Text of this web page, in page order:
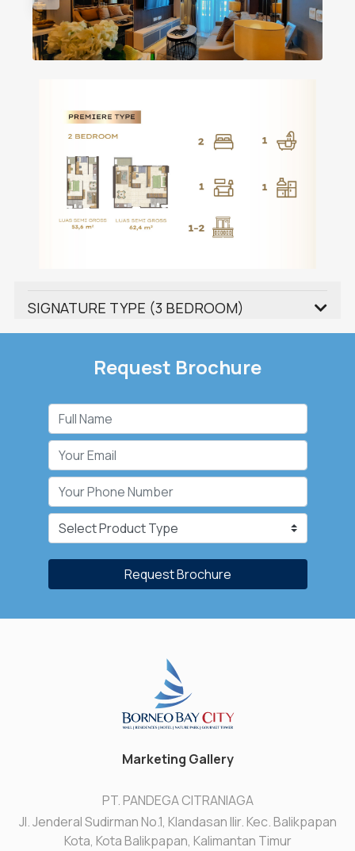
SIGNATURE TYPE (3 BEDROOM)
Request Brochure
Request Brochure
Marketing Gallery
PT. PANDEGA CITRANIAGA
Jl. Jenderal Sudirman No.1, Klandasan Ilir. Kec. Balikpapan
Kota, Kota Balikpapan, Kalimantan Timur